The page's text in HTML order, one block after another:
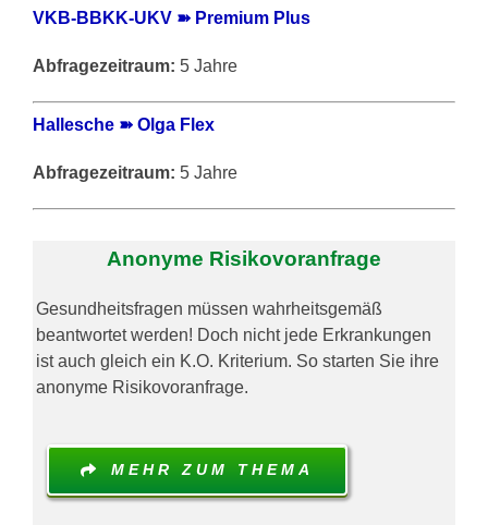
VKB-BBKK-UKV ➽ Premium Plus
Abfragezeitraum: 5 Jahre
Hallesche ➽ Olga Flex
Abfragezeitraum: 5 Jahre
Anonyme Risikovoranfrage
Gesundheitsfragen müssen wahrheitsgemäß
beantwortet werden! Doch nicht jede Erkrankungen
ist auch gleich ein K.O. Kriterium. So starten Sie ihre
anonyme Risikovoranfrage.
MEHR ZUM THEMA